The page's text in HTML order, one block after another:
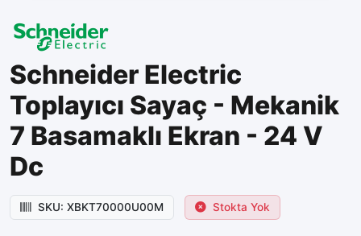
Schneider Electric
Toplayıcı Sayaç - Mekanik
7 Basamaklı Ekran - 24 V
Dc
SKU: XBKT70000U00M Stokta Yok